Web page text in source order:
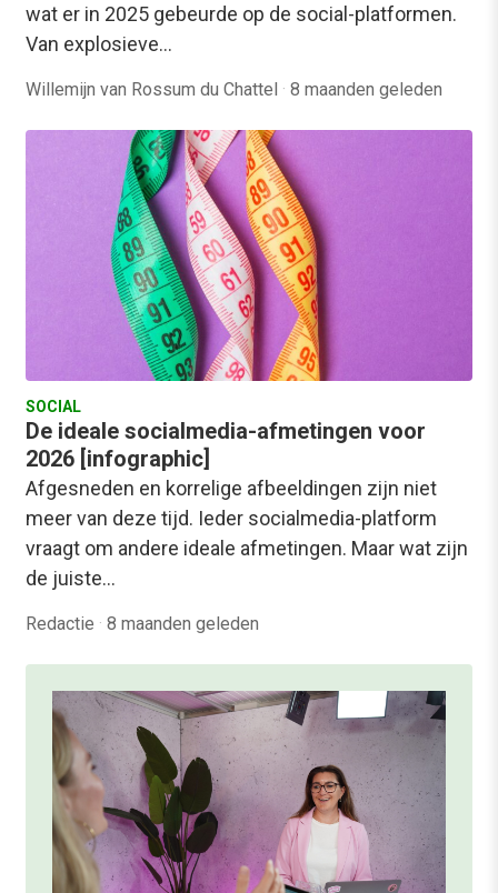
wat er in 2025 gebeurde op de social-platformen.
Van explosieve…
Willemijn van Rossum du Chattel · 8 maanden geleden
SOCIAL
De ideale socialmedia-afmetingen voor
2026 [infographic]
Afgesneden en korrelige afbeeldingen zijn niet
meer van deze tijd. Ieder socialmedia-platform
vraagt om andere ideale afmetingen. Maar wat zijn
de juiste…
Redactie · 8 maanden geleden